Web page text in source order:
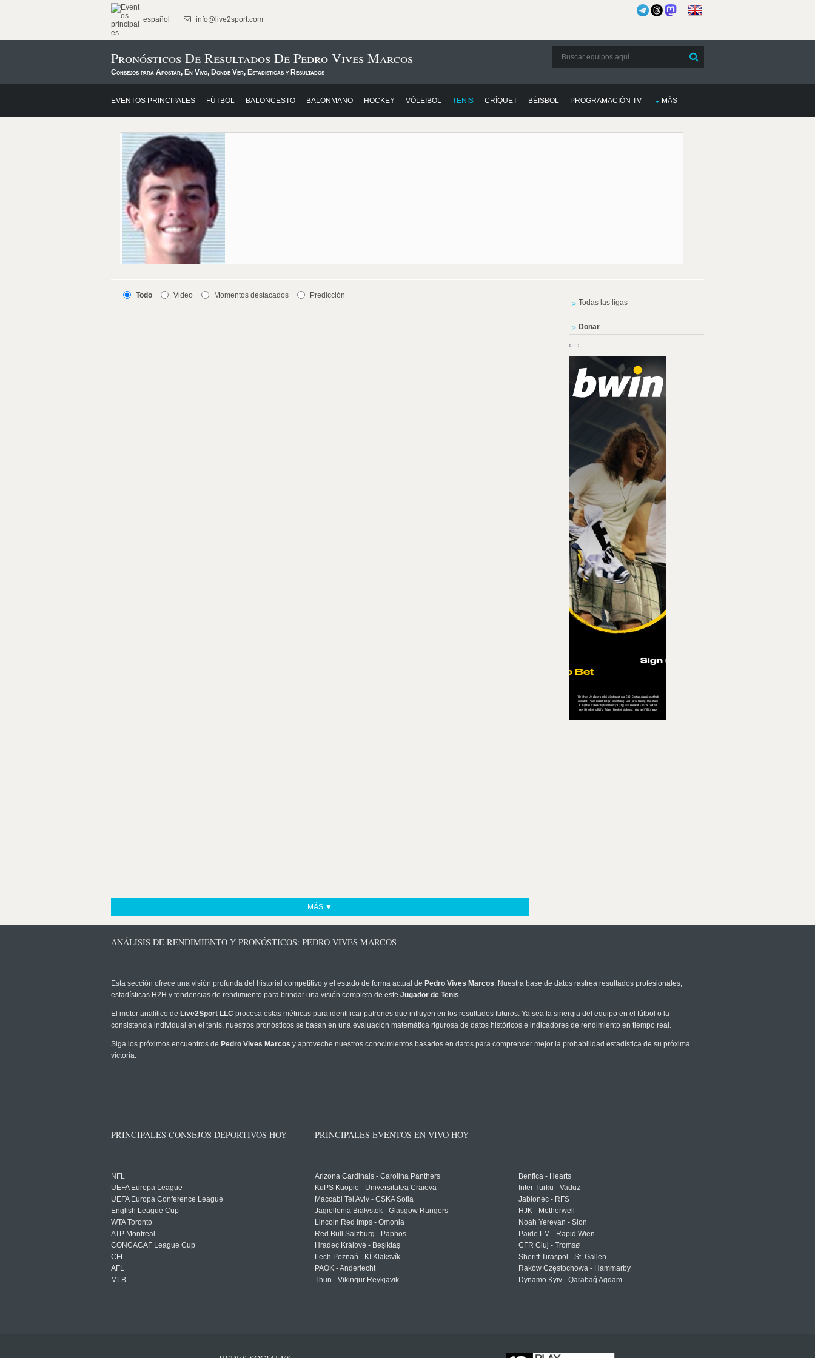
español info@live2sport.com
Pronósticos De Resultados De Pedro Vives Marcos
Consejos para Apostar, En Vivo, Dónde Ver, Estadísticas y Resultados
EVENTOS PRINCIPALES FÚTBOL BALONCESTO BALONMANO HOCKEY VÓLEIBOL TENIS CRÍQUET BÉISBOL PROGRAMACIÓN TV MÁS
Todo Video Momentos destacados Predicción
MÁS ▼
Todas las ligas
Donar
ANÁLISIS DE RENDIMIENTO Y PRONÓSTICOS: PEDRO VIVES MARCOS
Esta sección ofrece una visión profunda del historial competitivo y el estado de forma actual de Pedro Vives Marcos. Nuestra base de datos rastrea resultados profesionales,
estadísticas H2H y tendencias de rendimiento para brindar una visión completa de este Jugador de Tenis.
El motor analítico de Live2Sport LLC procesa estas métricas para identificar patrones que influyen en los resultados futuros. Ya sea la sinergia del equipo en el fútbol o la
consistencia individual en el tenis, nuestros pronósticos se basan en una evaluación matemática rigurosa de datos históricos e indicadores de rendimiento en tiempo real.
Siga los próximos encuentros de Pedro Vives Marcos y aproveche nuestros conocimientos basados en datos para comprender mejor la probabilidad estadística de su próxima
victoria.
PRINCIPALES CONSEJOS DEPORTIVOS HOY
NFL
UEFA Europa League
UEFA Europa Conference League
English League Cup
WTA Toronto
ATP Montreal
CONCACAF League Cup
CFL
AFL
MLB
PRINCIPALES EVENTOS EN VIVO HOY
Arizona Cardinals - Carolina Panthers
KuPS Kuopio - Universitatea Craiova
Maccabi Tel Aviv - CSKA Sofia
Jagiellonia Białystok - Glasgow Rangers
Lincoln Red Imps - Omonia
Red Bull Salzburg - Paphos
Hradec Králové - Beşiktaş
Lech Poznań - KÍ Klaksvík
PAOK - Anderlecht
Thun - Vikingur Reykjavik
Benfica - Hearts
Inter Turku - Vaduz
Jablonec - RFS
HJK - Motherwell
Noah Yerevan - Sion
Paide LM - Rapid Wien
CFR Cluj - Tromsø
Sheriff Tiraspol - St. Gallen
Raków Częstochowa - Hammarby
Dynamo Kyiv - Qarabağ Agdam